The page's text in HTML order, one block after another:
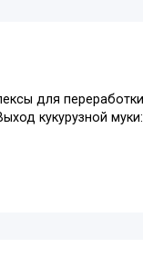
для переработки
кукурузной